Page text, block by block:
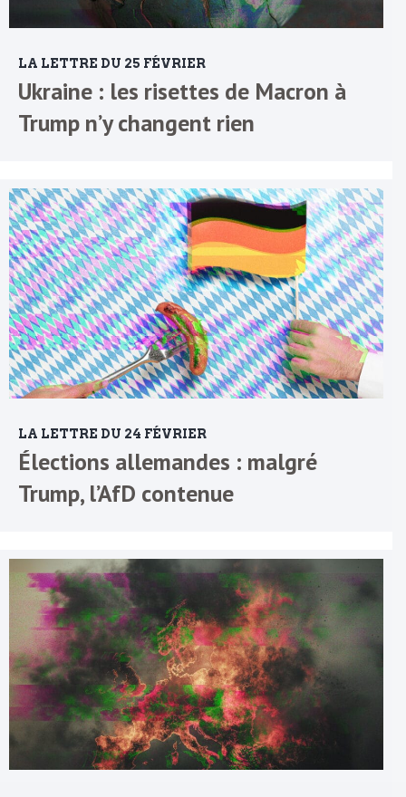
LA LETTRE DU 25 FÉVRIER
Ukraine : les risettes de Macron à
Trump n’y changent rien
LA LETTRE DU 24 FÉVRIER
Élections allemandes : malgré
Trump, l’AfD contenue